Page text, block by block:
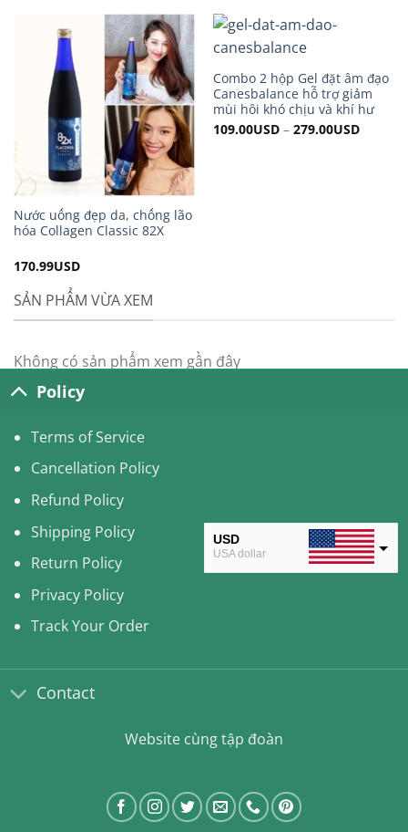
Nước uống đẹp da, chống lão
hóa Collagen Classic 82X
170.99USD
Combo 2 hộp Gel đặt âm đạo
Canesbalance hỗ trợ giảm
mùi hôi khó chịu và khí hư
109.00USD– 279.00USD
SẢN PHẨM VỪA XEM
Không có sản phẩm xem gần đây
Policy
Terms of Service
Cancellation Policy
Refund Policy
Shipping Policy
Return Policy
Privacy Policy
Track Your Order
USD
USA dollar
KRW
MYR
Malaysian Ringgit
Contact
Website cùng tập đoàn